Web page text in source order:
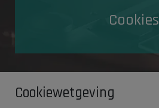
Gezondheid in de media
Cookies
Cookiewetgeving